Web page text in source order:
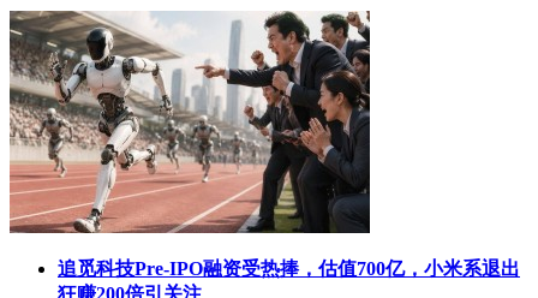
追觅科技Pre-IPO融资受热捧，估值700亿，小米系退出
狂赚200倍引关注